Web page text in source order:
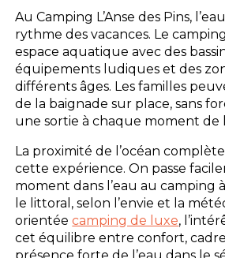
Au Camping L’Anse des Pins,
rythme des vacances. Le
espace aquatique avec des
équipements ludiques et des
différents âges. Les familles
de la baignade sur place, sans
une sortie à chaque moment de
La proximité de l’océan
cette expérience. On passe
moment dans l’eau au camping
le littoral, selon l’envie et la
orientéecamping de luxe,
cet équilibre entre confort,
présence forte de l’eau dans le